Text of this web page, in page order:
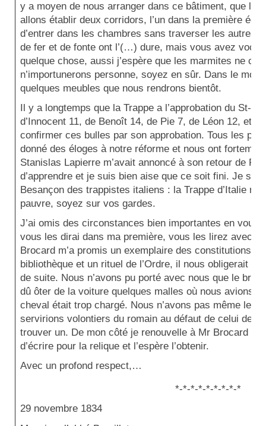
y a moyen de nous arranger dans ce bâtiment, que la
allons établir deux corridors, l’un dans la première
d’entrer dans les chambres sans traverser les autres.
de fer et de fonte ont l’(…) dure, mais vous avez
quelque chose, aussi j’espère que les marmites ne
n’importunerons personne, soyez en sûr. Dans le
quelques meubles que nous rendrons bientôt.
Il y a longtemps que la Trappe a l’approbation du St-
d’Innocent 11, de Benoît 14, de Pie 7, de Léon 12, et
confirmer ces bulles par son approbation. Tous les
donné des éloges à notre réforme et nous ont
Stanislas Lapierre m’avait annoncé à son retour de
d’apprendre et je suis bien aise que ce soit fini. Je
Besançon des trappistes italiens : la Trappe d’Italie
pauvre, soyez sur vos gardes.
J’ai omis des circonstances bien importantes en vous
vous les dirai dans ma première, vous les lirez avec
Brocard m’a promis un exemplaire des constitutions
bibliothèque et un rituel de l’Ordre, il nous obligerait
de suite. Nous n’avons pu porté avec nous que le
dû ôter de la voiture quelques malles où nous avions
cheval était trop chargé. Nous n’avons pas même le
servirions volontiers du romain au défaut de celui de
trouver un. De mon côté je renouvelle à Mr Brocard la
d’écrire pour la relique et l’espère l’obtenir.
Avec un profond respect,…
*-*-*-*-*-*-*-*-*
29 novembre 1834